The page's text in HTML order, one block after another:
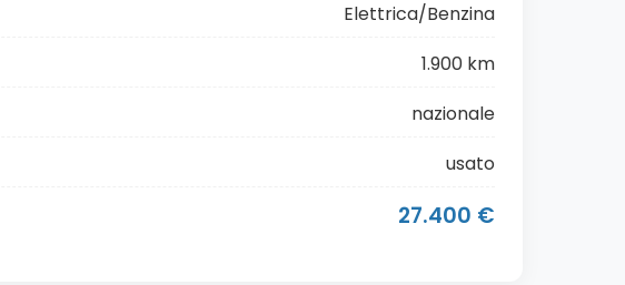
Elettrica/Benzina
1.900 km
nazionale
usato
27.400 €